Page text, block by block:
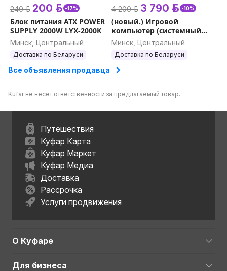
240 р. 200 р. -17%
Блок питания ATX POWER
SUPPLY 2000W LYX-2000K
Минск, Центральный
Доставка по Беларуси
4 200 р. 3 790 р. -10%
(новый.) Игровой
компьютер (системный
блок) Machenike Stars-V
(i7-14700KF, RTX 3060 12GB,
ОЗУ 16GB,
Минск, Центральный
Доставка по Беларуси
Все объявления продавца
Kufar не несет ответственности за предлагаемый товар.
Путешествия
Куфар Карта
Куфар Маркет
Куфар Медиа
Доставка
Рассрочка
Услуги продвижения
О Куфаре
Для бизнеса